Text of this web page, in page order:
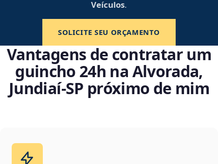
Veículos.
SOLICITE SEU ORÇAMENTO
Vantagens de contratar um
guincho 24h na Alvorada,
Jundiaí‑SP próximo de mim